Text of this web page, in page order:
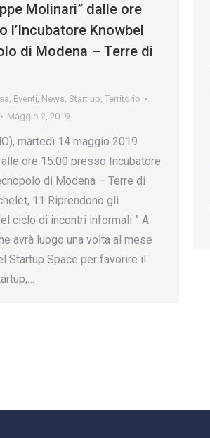
Molinari” dalle ore
l’Incubatore Knowbel
di Modena – Terre di
, Eventi, News, Start up, Territorio
Maggio 2, 2019
martedì 14 maggio 2019
ore 15.00 presso Incubatore
di Modena – Terre di
11 Riprendono gli
ciclo di incontri informali ” A
avrà luogo una volta al mese
Startup Space per favorire il